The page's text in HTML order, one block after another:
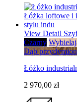
View Detail
Czarny
Dąb
Łóżko
2 970,00 zł